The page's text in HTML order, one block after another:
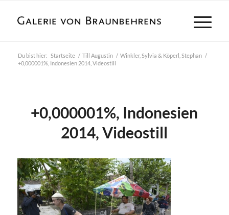
Du bist hier: Startseite / Till Augustin / Winkler, Sylvia & Köperl, Stephan /
+0,000001%, Indonesien 2014, Videostill
+0,000001%, Indonesien
2014, Videostill